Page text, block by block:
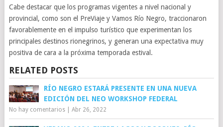
Cabe destacar que los programas vigentes a nivel nacional y
provincial, como son el PreViaje y Vamos Río Negro, traccionaron
favorablemente en el impulso turístico que experimentan los
principales destinos rionegrinos, y generan una expectativa muy
positiva de cara a la próxima temporada estival.
RELATED POSTS
RÍO NEGRO ESTARÁ PRESENTE EN UNA NUEVA
EDICIÓN DEL NEO WORKSHOP FEDERAL
No hay comentarios| Abr 26, 2022